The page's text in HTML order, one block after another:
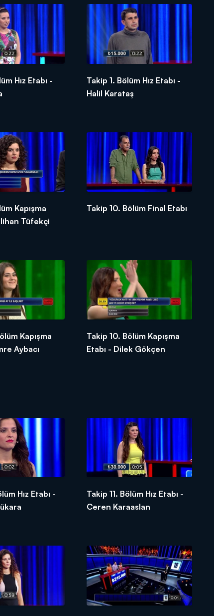
Hız Etabı -
Takip 1. Bölüm Hız Etabı -
Halil Karataş
Kapışma
Tüfekçi
Takip 10. Bölüm Final Etabı
Kapışma
Aybacı
Takip 10. Bölüm Kapışma
Etabı - Dilek Gökçen
Hız Etabı -
Takip 11. Bölüm Hız Etabı -
Ceren Karaaslan